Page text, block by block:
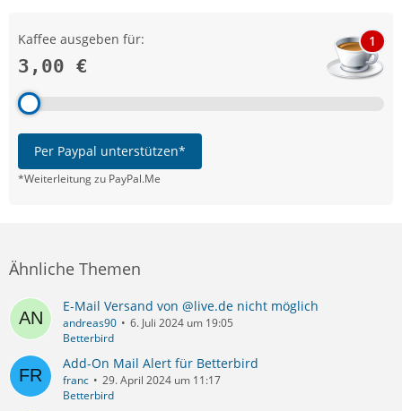
Kaffee ausgeben für:
3,00 €
1
Per Paypal unterstützen*
*Weiterleitung zu PayPal.Me
Ähnliche Themen
E-Mail Versand von @live.de nicht möglich
andreas90
6. Juli 2024 um 19:05
Betterbird
Add-On Mail Alert für Betterbird
franc
29. April 2024 um 11:17
Betterbird